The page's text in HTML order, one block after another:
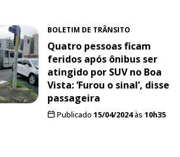
BOLETIM DE TRÂNSITO
Quatro pessoas ficam
feridos após ônibus ser
atingido por SUV no Boa
Vista: ‘Furou o sinal’, disse
passageira
Publicado 15/04/2024às 10h35